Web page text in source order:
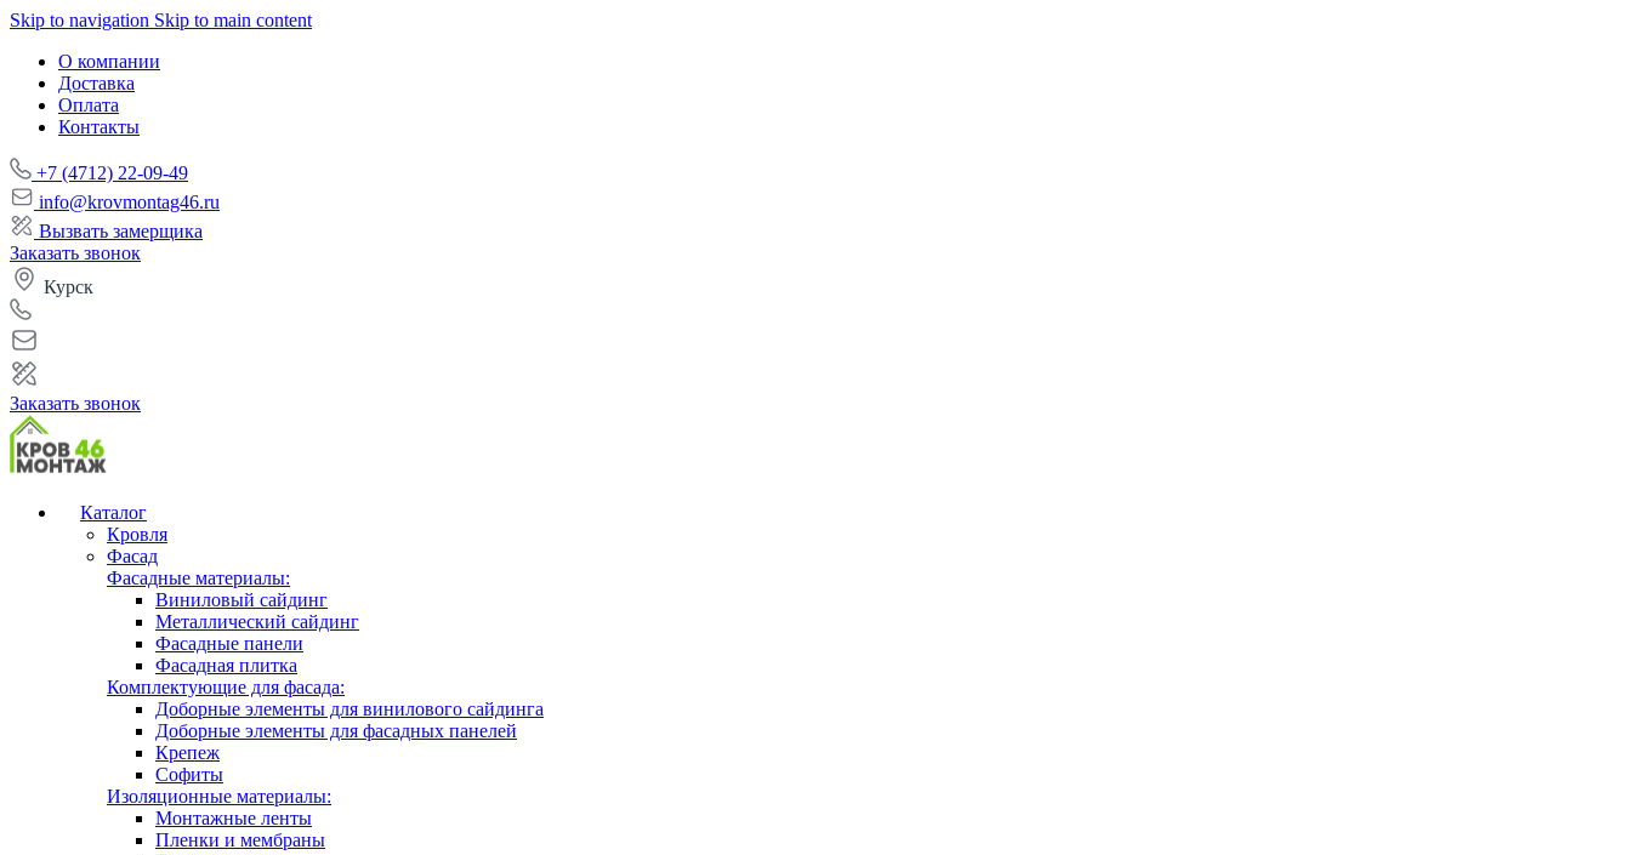
Skip to navigation Skip to main content
О компании
Доставка
Оплата
Контакты
+7 (4712) 22-09-49
info@krovmontag46.ru
Вызвать замерщика
Заказать звонок
Курск
Заказать звонок
Каталог
Кровля
Фасад
Фасадные материалы:
Виниловый сайдинг
Металлический сайдинг
Фасадные панели
Фасадная плитка
Комплектующие для фасада:
Доборные элементы для винилового сайдинга
Доборные элементы для фасадных панелей
Крепеж
Софиты
Изоляционные материалы:
Монтажные ленты
Пленки и мембраны